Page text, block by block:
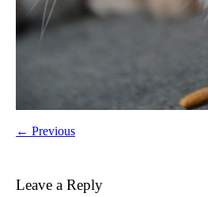
← Previous
Leave a Reply